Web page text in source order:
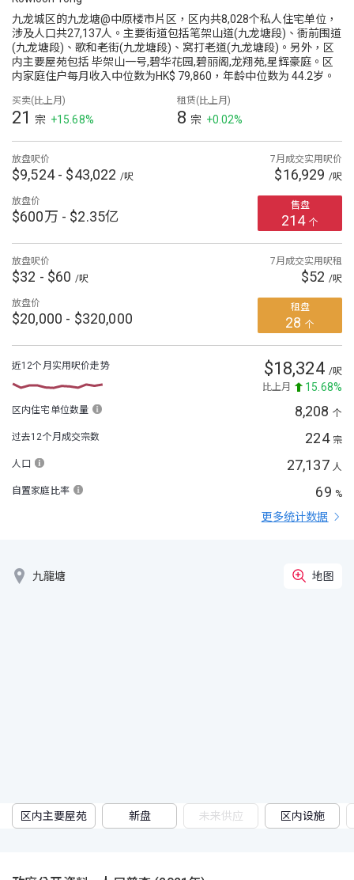
九龙城区的九龙塘@中原楼市片区，区内共8,028个私人住宅单位，
涉及人口共27,137人。主要街道包括笔架山道(九龙塘段)、衙前围道
(九龙塘段)、歌和老街(九龙塘段)、窝打老道(九龙塘段)。另外，区
内主要屋苑包括 毕架山一号,碧华花园,碧丽阁,龙翔苑,星辉豪庭。区
内家庭住户每月收入中位数为HK$ 79,860，年龄中位数为 44.2岁。
买卖(比上月)
21宗 +15.68%
租赁(比上月)
8宗 +0.02%
放盘呎价
$9,524 - $43,022 /呎
7月成交实用呎价
$16,929 /呎
放盘价
$600万 - $2.35亿
售盘
214 个
放盘呎价
$32 - $60 /呎
7月成交实用呎租
$52 /呎
放盘价
$20,000 - $320,000
租盘
28 个
近12个月实用呎价走势 $18,324 /呎
比上月
15.68%
区内住宅单位数量 8,208 个
过去12个月成交宗数 224 宗
人口 27,137 人
自置家庭比率 69 %
更多统计数据
 九龍塘 地图
区内主要屋苑 新盘 未来供应 区内设施